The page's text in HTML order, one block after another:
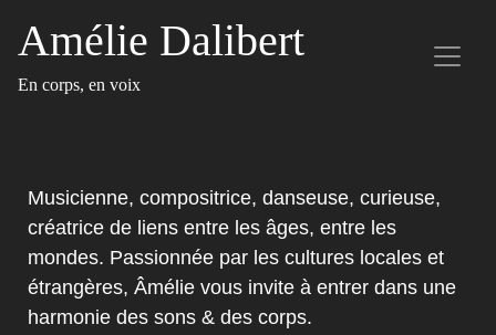
Amélie Dalibert
En corps, en voix
Musicienne, compositrice, danseuse, curieuse,
créatrice de liens entre les âges, entre les
mondes. Passionnée par les cultures locales et
étrangères, Âmélie vous invite à entrer dans une
harmonie des sons & des corps.